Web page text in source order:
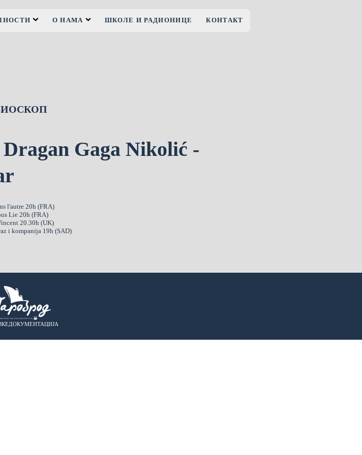
О НАМА ШКОЛЕ И РАДИОНИЦЕ КОНТАКТ
Gaga Nikolić -
l'autre 20h (FRA)
Lie 20h (FRA)
20.30h (UK)
i kompanija 19h (SAD)
ДОКУМЕНТАЦИЈА